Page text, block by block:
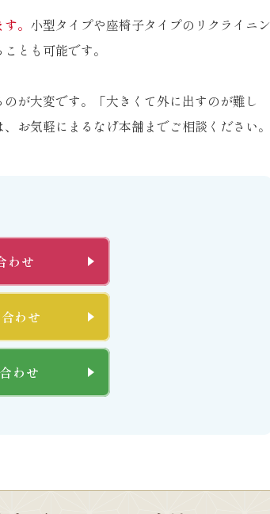
。 小型タイプや座椅子タイプのリクライニン
とも可能です。
が大変です。「大きくて外に出すのが難し
お気軽にまるなげ本舗までご相談ください。
わせ
わせ
わせ